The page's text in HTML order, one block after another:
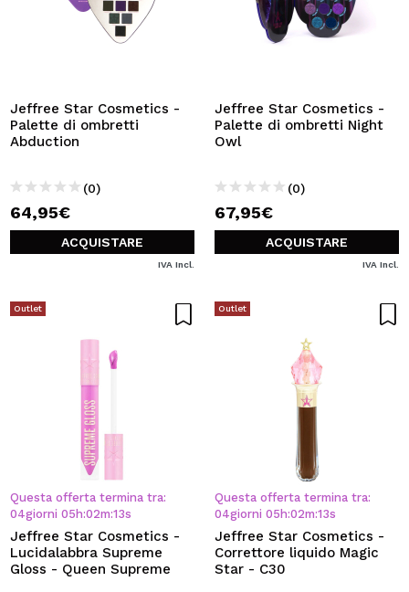
Jeffree Star Cosmetics -
Palette di ombretti
Abduction
(0)
64,95€
ACQUISTARE
IVA Incl.
Jeffree Star Cosmetics -
Palette di ombretti Night
Owl
(0)
67,95€
ACQUISTARE
IVA Incl.
Outlet
Questa offerta termina tra:
04giorni 05 h:02m:12s
Jeffree Star Cosmetics -
Lucidalabbra Supreme
Gloss - Queen Supreme
Outlet
Questa offerta termina tra:
04giorni 05 h:02m:12s
Jeffree Star Cosmetics -
Correttore liquido Magic
Star - C30